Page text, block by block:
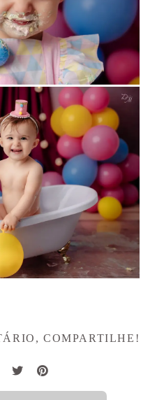
COMPARTILHE!